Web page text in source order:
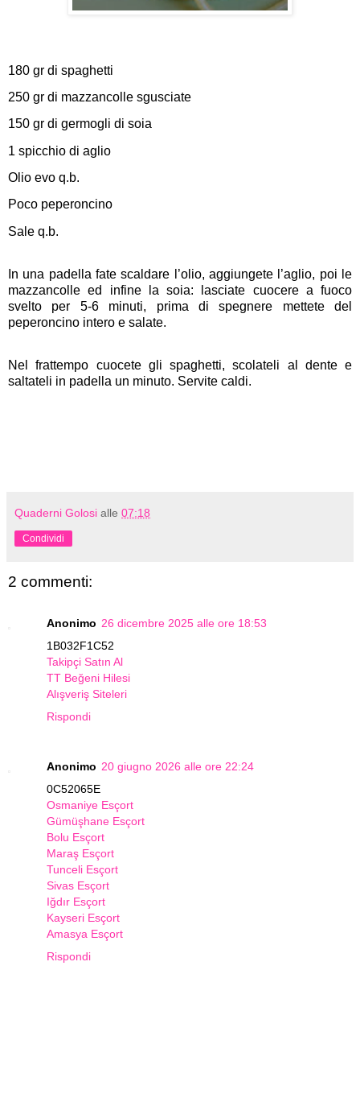
180 gr di spaghetti
250 gr di mazzancolle sgusciate
150 gr di germogli di soia
1 spicchio di aglio
Olio evo q.b.
Poco peperoncino
Sale q.b.
In una padella fate scaldare l’olio, aggiungete l’aglio, poi le
mazzancolle ed infine la soia: lasciate cuocere a fuoco
svelto per 5-6 minuti, prima di spegnere mettete del
peperoncino intero e salate.
Nel frattempo cuocete gli spaghetti, scolateli al dente e
saltateli in padella un minuto. Servite caldi.
Quaderni Golosi alle 07:18
Condividi
2 commenti:
Anonimo 26 dicembre 2025 alle ore 18:53
1B032F1C52
Takipçi Satın Al
TT Beğeni Hilesi
Alışveriş Siteleri
Rispondi
Anonimo 20 giugno 2026 alle ore 22:24
0C52065E
Osmaniye Esçort
Gümüşhane Esçort
Bolu Esçort
Maraş Esçort
Tunceli Esçort
Sivas Esçort
Iğdır Esçort
Kayseri Esçort
Amasya Esçort
Rispondi